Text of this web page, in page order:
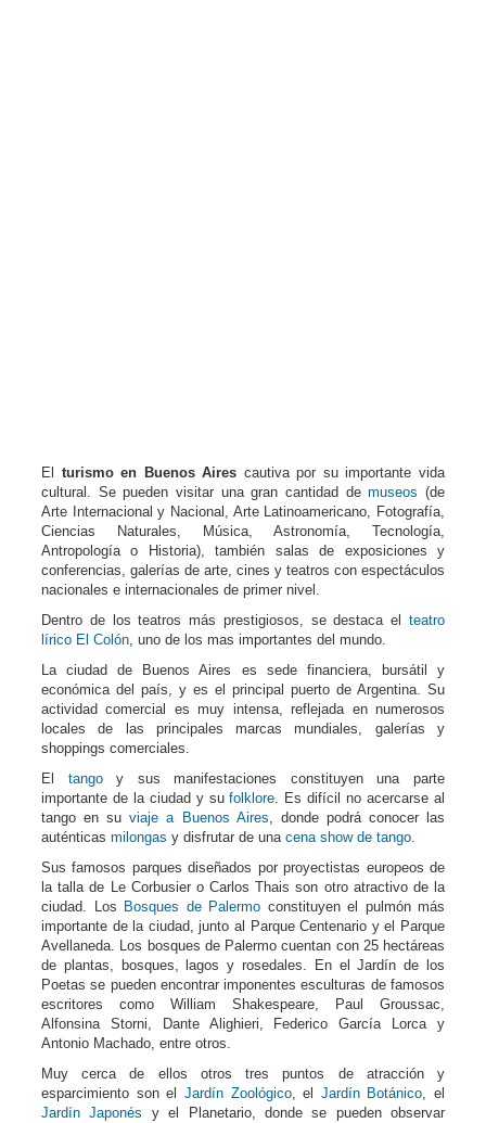
El turismo en Buenos Aires cautiva por su importante vida
cultural. Se pueden visitar una gran cantidad demuseos (de
Arte Internacional y Nacional, Arte Latinoamericano, Fotografía,
Ciencias Naturales, Música, Astronomía, Tecnología,
Antropología o Historia), también salas de exposiciones y
conferencias, galerías de arte, cines y teatros con espectáculos
nacionales e internacionales de primer nivel.
Dentro de los teatros más prestigiosos, se destaca el teatro
lírico El Colón, uno de los mas importantes del mundo.
La ciudad de Buenos Aires es sede financiera, bursátil y
económica del país, y es el principal puerto de Argentina. Su
actividad comercial es muy intensa, reflejada en numerosos
locales de las principales marcas mundiales, galerías y
shoppings comerciales.
El tangoy sus manifestaciones constituyen una parte
importante de la ciudad y sufolklore. Es difícil no acercarse al
tango en suviaje a Buenos Aires, donde podrá conocer las
auténticas milongas y disfrutar de una cena show de tango.
Sus famosos parques diseñados por proyectistas europeos de
la talla de Le Corbusier o Carlos Thais son otro atractivo de la
ciudad. Los Bosques de Palermo constituyen el pulmón más
importante de la ciudad, junto al Parque Centenario y el Parque
Avellaneda. Los bosques de Palermo cuentan con 25 hectáreas
de plantas, bosques, lagos y rosedales. En el Jardín de los
Poetas se pueden encontrar imponentes esculturas de famosos
escritores como William Shakespeare, Paul Groussac,
Alfonsina Storni, Dante Alighieri, Federico García Lorca y
Antonio Machado, entre otros.
Muy cerca de ellos otros tres puntos de atracción y
esparcimiento son el Jardín Zoológico, el Jardín Botánico, el
Jardín Japonés y el Planetario, donde se pueden observar